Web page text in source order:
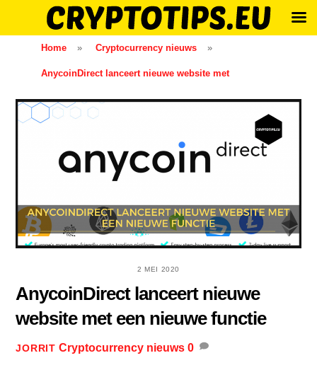
Home » Cryptocurrency nieuws »
AnycoinDirect lanceert nieuwe website met
2 MEI 2020
AnycoinDirect lanceert nieuwe
website met een nieuwe functie
JORRIT Cryptocurrency nieuws 0